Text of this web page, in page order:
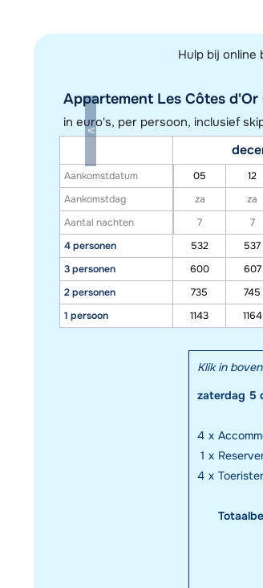
Hulp bij online
Appartement Les Côtes
in euro's, per persoon, inclusief
Aankomstdatum
Aankomstdag
Aantal nachten
4 personen
3 personen
2 personen
1 persoon
05 12
za
za
7
7
532
537
600
607
735
745
1143
1164
Klik in
zaterdag 5
4 x
1 x
4 x